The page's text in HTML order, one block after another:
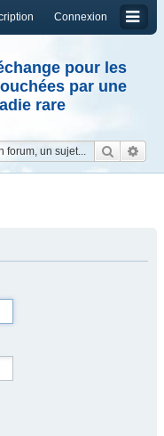
Connexion
pour les
par une
rare